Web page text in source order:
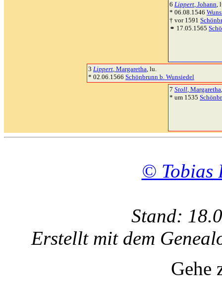
6 Lippert, Johann,
* 06.08.1546
† vor 1591
⚭ 17.05.1565
3 Lippert, Margaretha, lu.
* 02.06.1566 Schönbrunn b. Wunsiedel
7 Stoll, Margaretha
* um 1535
© Tobias
Stand:
Erstellt mit dem
Gehe